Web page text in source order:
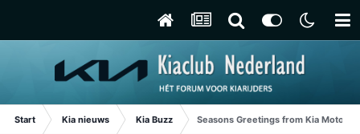
Start Kia nieuws Kia Buzz Seasons Greetings from Kia Motors!